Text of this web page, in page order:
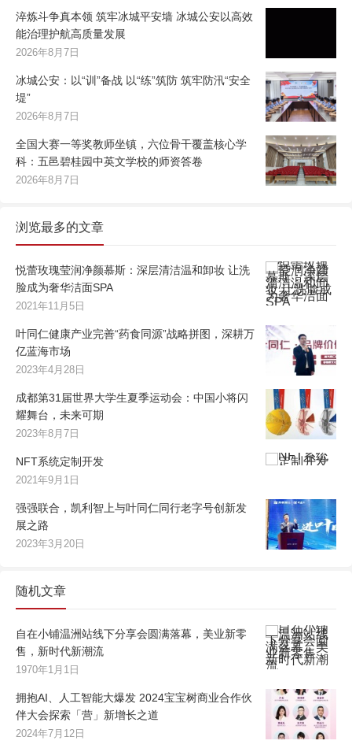
淬炼斗争真本领 筑牢冰城平安墙 冰城公安以高效
能治理护航高质量发展
2026年8月7日
冰城公安：以“训”备战 以“练”筑防 筑牢防汛“安全
堤”
2026年8月7日
全国大赛一等奖教师坐镇，六位骨干覆盖核心学
科：五邑碧桂园中英文学校的师资答卷
2026年8月7日
浏览最多的文章
悦蕾玫瑰莹润净颜慕斯：深层清洁温和卸妆 让洗
脸成为奢华洁面SPA
2021年11月5日
叶同仁健康产业完善“药食同源”战略拼图，深耕万
亿蓝海市场
2023年4月28日
成都第31届世界大学生夏季运动会：中国小将闪
耀舞台，未来可期
2023年8月7日
NFT系统定制开发
2021年9月1日
强强联合，凯利智上与叶同仁同行老字号创新发
展之路
2023年3月20日
随机文章
自在小铺温洲站线下分享会圆满落幕，美业新零
售，新时代新潮流
1970年1月1日
拥抱AI、人工智能大爆发 2024宝宝树商业合作伙
伴大会探索「营」新增长之道
2024年7月12日